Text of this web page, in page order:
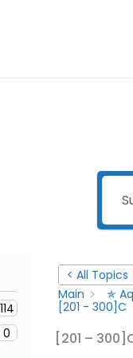
114
0
< All Topics
Main
✯
[201 - 300]C
[201 –